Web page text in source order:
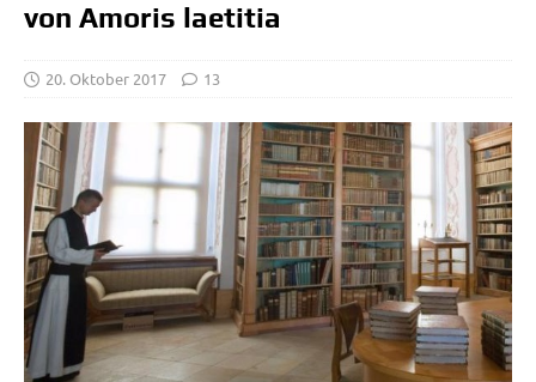
von Amoris laetitia
20. Oktober 2017 13